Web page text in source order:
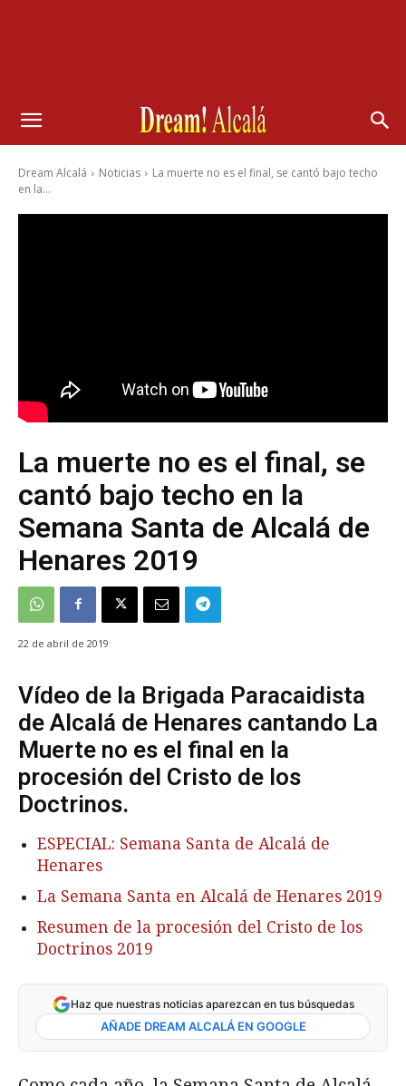
Dream Alcalá Noticias
La muerte no es el final, se cantó bajo techo
en la...
La muerte no es el final, se
cantó bajo techo en la
Semana Santa de Alcalá de
Henares 2019
22 de abril de 2019
Vídeo de la Brigada Paracaidista
de Alcalá de Henares cantando La
Muerte no es el final en la
procesión del Cristo de los
Doctrinos.
ESPECIAL: Semana Santa de Alcalá de
Henares
La Semana Santa en Alcalá de Henares 2019
Resumen de la procesión del Cristo de los
Doctrinos 2019
Haz que nuestras noticias aparezcan en tus búsquedas
AÑADE DREAM ALCALÁ EN GOOGLE